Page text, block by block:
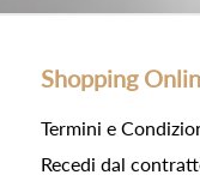
Shopping
Termini e
Recedi dal